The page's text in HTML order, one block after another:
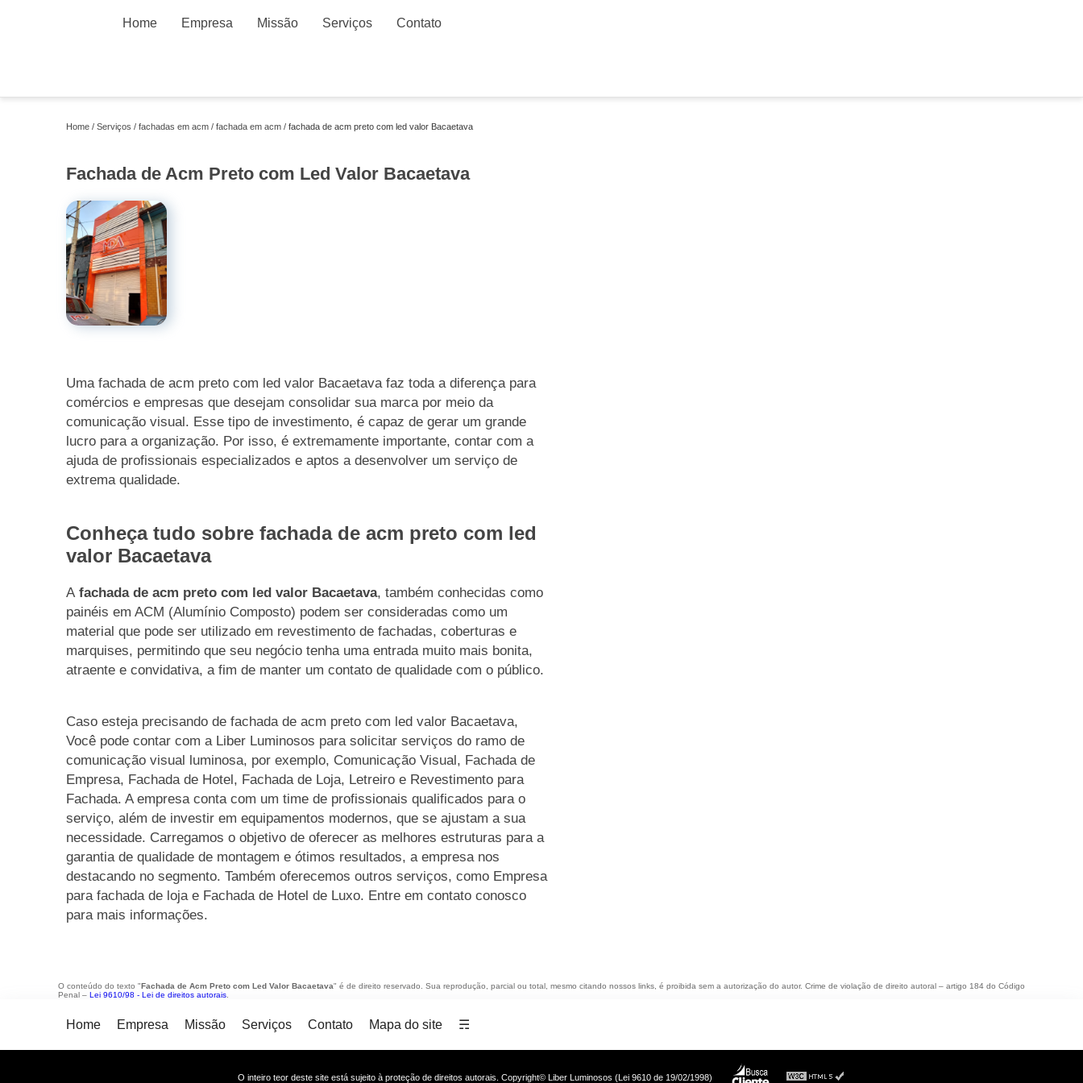
Home Empresa Missão Serviços Contato
Home Serviços fachadas em acm fachada em acm fachada de acm preto com led valor Bacaetava
Fachada de Acm Preto com Led Valor Bacaetava
Uma fachada de acm preto com led valor Bacaetava faz toda a diferença para
comércios e empresas que desejam consolidar sua marca por meio da
comunicação visual. Esse tipo de investimento, é capaz de gerar um grande
lucro para a organização. Por isso, é extremamente importante, contar com a
ajuda de profissionais especializados e aptos a desenvolver um serviço de
extrema qualidade.
Conheça tudo sobre fachada de acm preto com led
valor Bacaetava
A fachada de acm preto com led valor Bacaetava, também conhecidas como
painéis em ACM (Alumínio Composto) podem ser consideradas como um
material que pode ser utilizado em revestimento de fachadas, coberturas e
marquises, permitindo que seu negócio tenha uma entrada muito mais bonita,
atraente e convidativa, a fim de manter um contato de qualidade com o público.
Caso esteja precisando de fachada de acm preto com led valor Bacaetava,
Você pode contar com a Liber Luminosos para solicitar serviços do ramo de
comunicação visual luminosa, por exemplo, Comunicação Visual, Fachada de
Empresa, Fachada de Hotel, Fachada de Loja, Letreiro e Revestimento para
Fachada. A empresa conta com um time de profissionais qualificados para o
serviço, além de investir em equipamentos modernos, que se ajustam a sua
necessidade. Carregamos o objetivo de oferecer as melhores estruturas para a
garantia de qualidade de montagem e ótimos resultados, a empresa nos
destacando no segmento. Também oferecemos outros serviços, como Empresa
para fachada de loja e Fachada de Hotel de Luxo. Entre em contato conosco
para mais informações.
O conteúdo do texto "Fachada de Acm Preto com Led Valor Bacaetava" é de direito reservado. Sua reprodução, parcial ou total, mesmo citando nossos links, é proibida sem a autorização do autor. Crime de violação de direito autoral – artigo 184 do Código
Penal – Lei 9610/98 - Lei de direitos autorais
Home Empresa Missão Serviços Contato Mapa do site ☴
O inteiro teor deste site está sujeito à proteção de direitos autorais. Copyright© Liber Luminosos (Lei 9610 de 19/02/1998)